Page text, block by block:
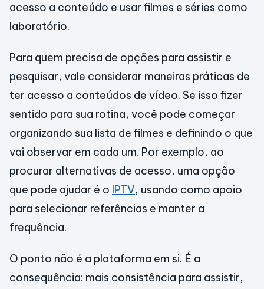
acesso a conteúdo e usar filmes e séries como
laboratório.
Para quem precisa de opções para assistir e
pesquisar, vale considerar maneiras práticas de
ter acesso a conteúdos de vídeo. Se isso fizer
sentido para sua rotina, você pode começar
organizando sua lista de filmes e definindo o que
vai observar em cada um. Por exemplo, ao
procurar alternativas de acesso, uma opção
que pode ajudar é o IPTV, usando como apoio
para selecionar referências e manter a
frequência.
O ponto não é a plataforma em si. É a
consequência: mais consistência para assistir,